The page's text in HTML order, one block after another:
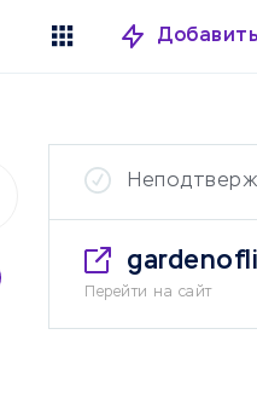
Перейти на сайт